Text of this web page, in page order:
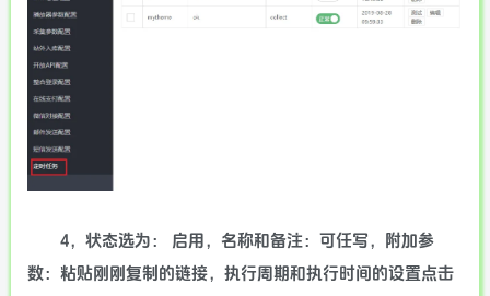
4，状态选为： 启用，名称和备注：可任写，附加参
数：粘贴刚刚复制的链接，执行周期和执行时间的设置点击